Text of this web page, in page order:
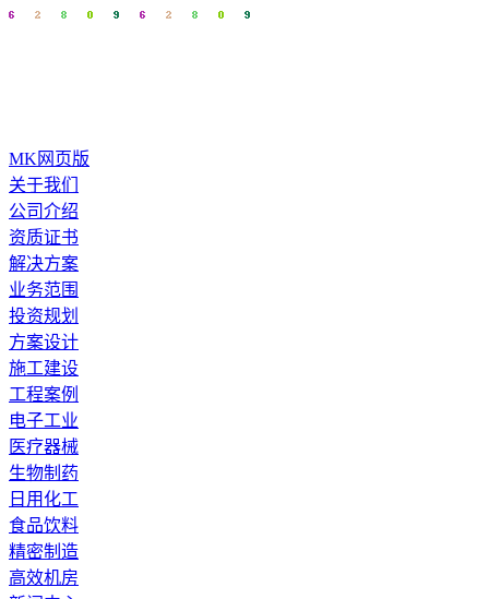
MK网页版
关于我们
公司介绍
资质证书
解决方案
业务范围
投资规划
方案设计
施工建设
工程案例
电子工业
医疗器械
生物制药
日用化工
食品饮料
精密制造
高效机房